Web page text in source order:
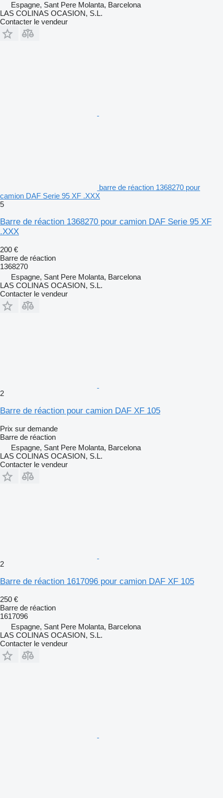
Espagne, Sant Pere Molanta, Barcelona
LAS COLINAS OCASION, S.L.
Contacter le vendeur
barre de réaction 1368270 pour
camion DAF Serie 95 XF .XXX
5
Barre de réaction 1368270 pour camion DAF Serie 95 XF
.XXX
200 €
Barre de réaction
1368270
Espagne, Sant Pere Molanta, Barcelona
LAS COLINAS OCASION, S.L.
Contacter le vendeur
2
Barre de réaction pour camion DAF XF 105
Prix sur demande
Barre de réaction
Espagne, Sant Pere Molanta, Barcelona
LAS COLINAS OCASION, S.L.
Contacter le vendeur
2
Barre de réaction 1617096 pour camion DAF XF 105
250 €
Barre de réaction
1617096
Espagne, Sant Pere Molanta, Barcelona
LAS COLINAS OCASION, S.L.
Contacter le vendeur